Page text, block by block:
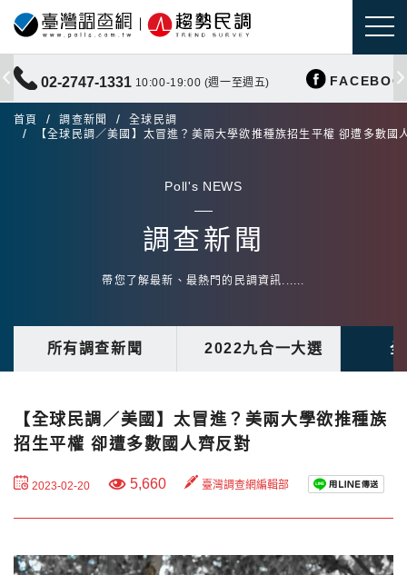
02-2747-1331 10:00-19:00 (週一至週五)
首頁 調查新聞
全球民調
【全球民調／美國】太冒進？美兩大學欲推種族招生平權 卻遭多數國
Poll's NEWS
調查新聞
帶您了解最新、最熱門的民調資訊......
所有調查新聞 2022九合一大選
【全球民調／美國】太冒進？美兩大學欲推種族
招生平權 卻遭多數國人齊反對
2023-02-20 5,660 臺灣調查網編輯部